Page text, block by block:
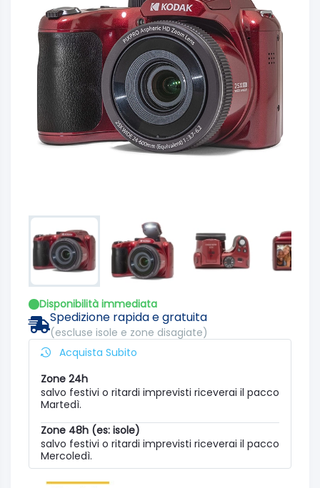
Disponibilità immediata
Spedizione rapida e gratuita
(escluse isole e zone disagiate)
Acquista Subito
Zone 24h
salvo festivi o ritardi imprevisti riceverai il pacco
Martedì.
Zone 48h (es: isole)
salvo festivi o ritardi imprevisti riceverai il pacco
Mercoledì.